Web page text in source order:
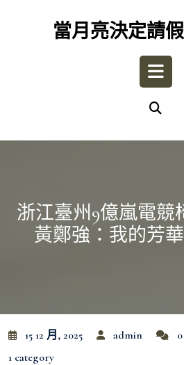
當月亮決定請
浙江臺州9億嵐電競
黃鄭強：我的芳
15 12 月, 2025 admin
1 category